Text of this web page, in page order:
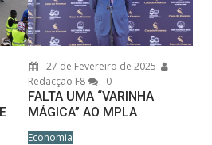
27 de Fevereiro de 2025
Redacção F8
0
FALTA UMA “VARINHA
MÁGICA” AO MPLA
Economia